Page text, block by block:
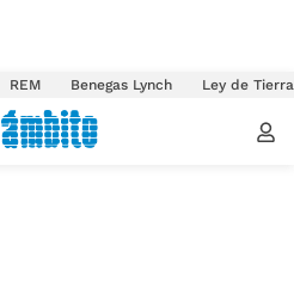
REM Benegas Lynch Ley de